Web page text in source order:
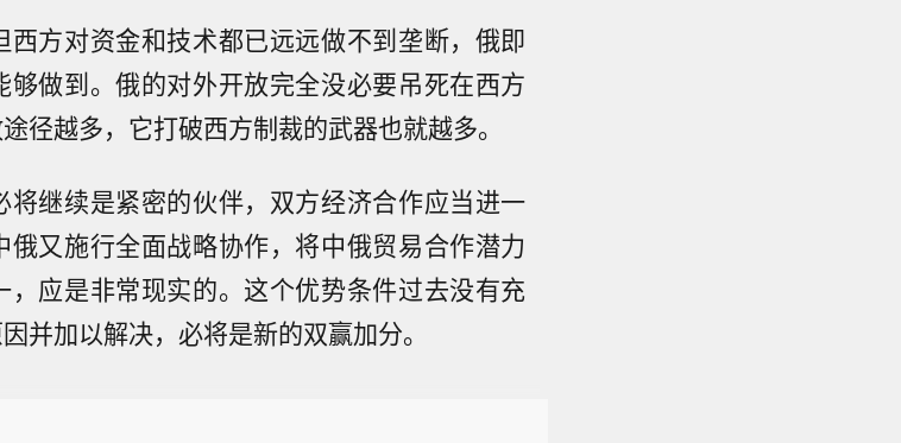
方对资金和技术都已远远做不到垄断，俄即
做到。俄的对外开放完全没必要吊死在西方
径越多，它打破西方制裁的武器也就越多。
继续是紧密的伙伴，双方经济合作应当进一
又施行全面战略协作，将中俄贸易合作潜力
应是非常现实的。这个优势条件过去没有充
并加以解决，必将是新的双赢加分。